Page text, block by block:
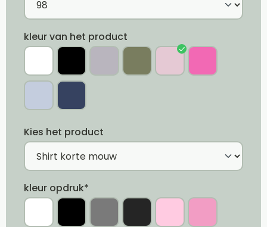
kleur van het product
Kies het product
kleur opdruk*